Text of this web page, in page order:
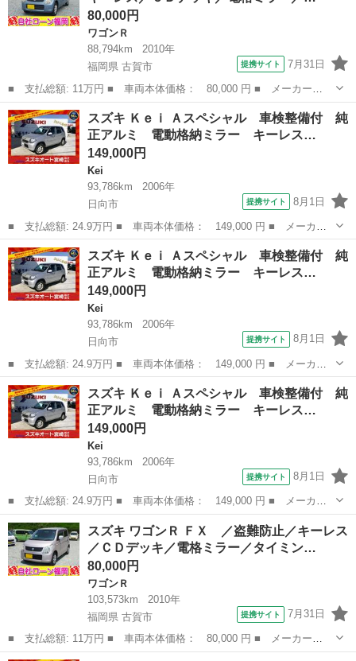
80,000円
ワゴンＲ
88,794km
2010年
福岡県 古賀市
提携サイト 7月31日
■ 支払総額: 11万円 ■ 車両本体価格： 80,000 円 ■ メーカー
名： スズキ ■ 車種名： ワゴンＲ ■ グレード名： ＦＸ ／盗
難防止／ＥＴＣ／キーレス／ＣＤデッキ／電格ミラー／タイミングチ
ェーン ■ 排気量...
福岡 古賀市 ワゴンＲ
スズキ Ｋｅｉ Ａスペシャル 車検整備付 純
正アルミ 電動格納ミラー キーレス…
149,000円
Kei
93,786km
2006年
日向市
提携サイト 8月1日
■ 支払総額: 24.9万円 ■ 車両本体価格： 149,000 円 ■ メーカー
名： スズキ ■ 車種名： Ｋｅｉ ■ グレード名： Ａスペシャ
ル 車検整備付 純正アルミ 電動格納ミラー キーレス 衝突安全
ボディ ■ 排...
宮崎 日向市 Kei
スズキ Ｋｅｉ Ａスペシャル 車検整備付 純
正アルミ 電動格納ミラー キーレス…
149,000円
Kei
93,786km
2006年
日向市
提携サイト 8月1日
■ 支払総額: 24.9万円 ■ 車両本体価格： 149,000 円 ■ メーカー
名： スズキ ■ 車種名： Ｋｅｉ ■ グレード名： Ａスペシャ
ル 車検整備付 純正アルミ 電動格納ミラー キーレス 衝突安全
ボディ ■ 排...
宮崎 日向市 Kei
スズキ Ｋｅｉ Ａスペシャル 車検整備付 純
正アルミ 電動格納ミラー キーレス…
149,000円
Kei
93,786km
2006年
日向市
提携サイト 8月1日
■ 支払総額: 24.9万円 ■ 車両本体価格： 149,000 円 ■ メーカー
名： スズキ ■ 車種名： Ｋｅｉ ■ グレード名： Ａスペシャ
ル 車検整備付 純正アルミ 電動格納ミラー キーレス 衝突安全
ボディ ■ 排...
宮崎 日向市 Kei ミラー
スズキ ワゴンＲ ＦＸ ／盗難防止／キーレス
／ＣＤデッキ／電格ミラー／タイミン…
80,000円
ワゴンＲ
103,573km
2010年
福岡県 古賀市
提携サイト 7月31日
■ 支払総額: 11万円 ■ 車両本体価格： 80,000 円 ■ メーカー
名： スズキ ■ 車種名： ワゴンＲ ■ グレード名： ＦＸ ／盗